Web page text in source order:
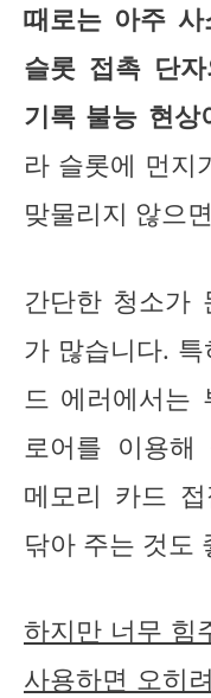
때로는 아주
슬롯 접촉 단
기록 불능 현상
라 슬롯에 먼지
맞물리지 않으
간단한 청소가
가 많습니다.
드 에러에서는
로어를 이용해
메모리 카드
닦아 주는 것도
하지만 너무 힘
사용하면 오히